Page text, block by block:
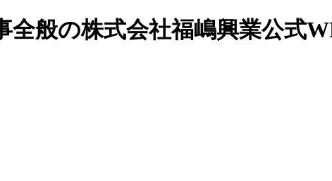
般の株式会社福嶋興業公式